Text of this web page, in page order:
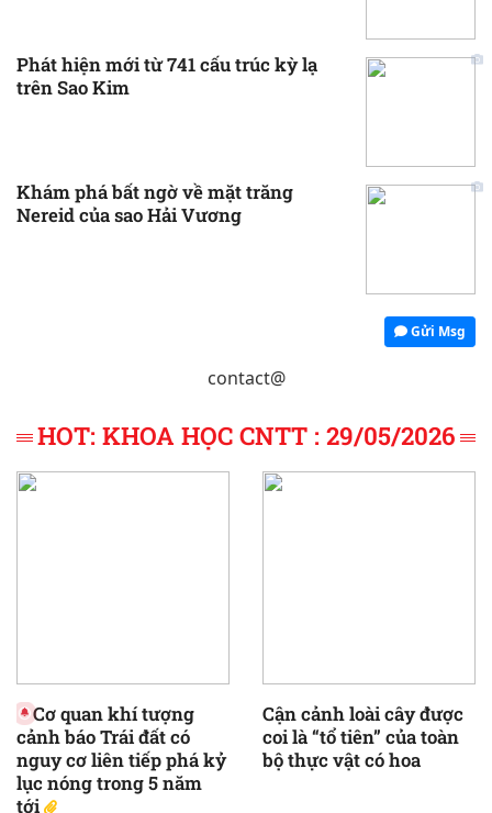
Phát hiện mới từ 741 cấu trúc kỳ lạ
trên Sao Kim
Khám phá bất ngờ về mặt trăng
Nereid của sao Hải Vương
Gửi Msg
contact@
HOT: KHOA HỌC CNTT : 29/05/2026
Cơ quan khí tượng
cảnh báo Trái đất có
nguy cơ liên tiếp phá kỷ
lục nóng trong 5 năm
tới
Cận cảnh loài cây được
coi là “tổ tiên” của toàn
bộ thực vật có hoa